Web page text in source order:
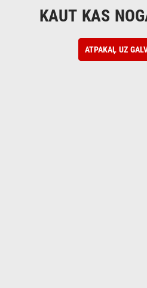
KAUT KAS
ATPAKAĻ UZ